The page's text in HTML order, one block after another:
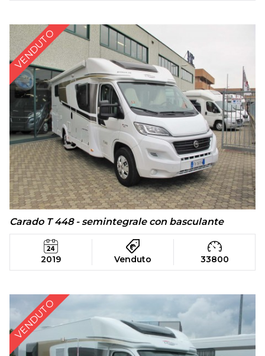
VENDUTO
Carado T 448 - semintegrale con basculante
2019 Venduto 33800
VENDUTO